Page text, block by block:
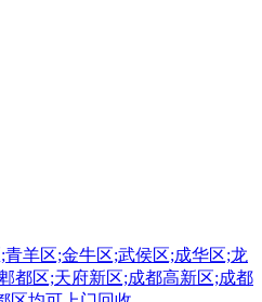
羊区;金牛区;武侯区;成华区;龙
都区;天府新区;成都高新区;成都